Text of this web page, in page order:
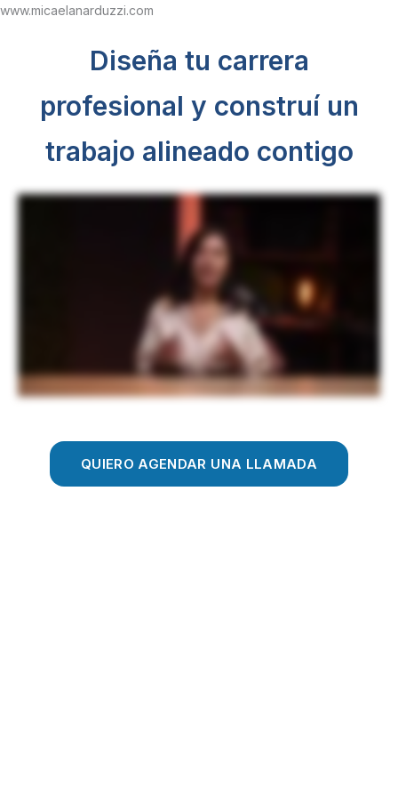
www.micaelanarduzzi.com
contenido
Diseña tu carrera
profesional y construí un
trabajo alineado contigo
QUIERO AGENDAR UNA LLAMADA